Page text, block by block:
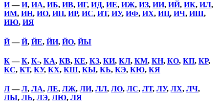
И—И, ИА, ИБ, ИВ, ИГ, ИД, ИЕ, ИЖ, ИЗ, ИИ, ИЙ, ИК, ИЛ,
ИМ, ИН, ИО, ИП, ИР, ИС, ИТ, ИУ, ИФ, ИХ, ИЦ, ИЧ, ИШ,
ИЮ, ИЯ
Й—Й, ЙЕ, ЙИ, ЙО, ЙЫ
К—К, К-, КА, КВ, КЕ, КЗ, КИ, КЛ, КМ, КН, КО, КП, КР,
КС, КТ, КУ, КХ, КШ, КЫ, КЬ, КЭ, КЮ, КЯ
Л—Л, ЛА, ЛЕ, ЛЖ, ЛИ, ЛЛ, ЛО, ЛС, ЛТ, ЛУ, ЛХ, ЛЧ,
ЛЫ, ЛЬ, ЛЭ, ЛЮ, ЛЯ